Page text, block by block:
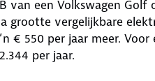
van een Volkswagen
grootte vergelijkbare
€ 550 per jaar meer. Voor
per jaar.